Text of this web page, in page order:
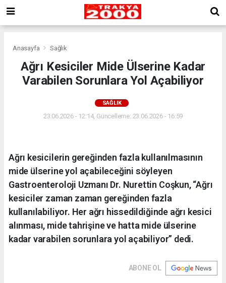
Anasayfa Sağlık
Ağrı Kesiciler Mide Ülserine Kadar
Varabilen Sorunlara Yol Açabiliyor
SAĞLIK
23.06.2026 - 12:14, Güncelleme: 23.06.2026 - 16:59
Ağrı kesicilerin gereğinden fazla kullanılmasının
mide ülserine yol açabileceğini söyleyen
Gastroenteroloji Uzmanı Dr. Nurettin Coşkun, “Ağrı
kesiciler zaman zaman gereğinden fazla
kullanılabiliyor. Her ağrı hissedildiğinde ağrı kesici
alınması, mide tahrişine ve hatta mide ülserine
kadar varabilen sorunlara yol açabiliyor” dedi.
ABONE OL